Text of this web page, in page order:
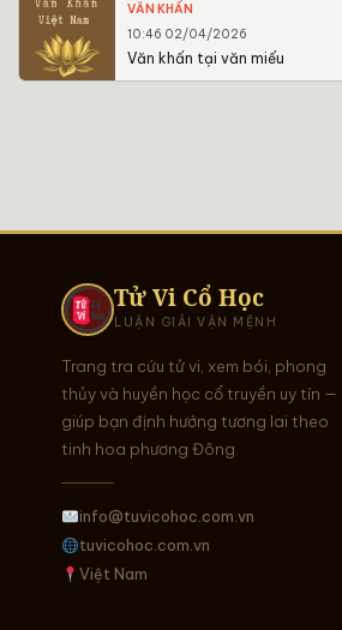
VĂN KHẤN
10:46 02/04/2026
Văn khấn tại văn miếu
Tử Vi Cổ Học
LUẬN GIẢI VẬN MỆNH
Trang tra cứu tử vi, xem bói, phong
thủy và huyền học cổ truyền uy tín —
giúp bạn định hướng tương lai theo
tinh hoa phương Đông.
info@tuvicohoc.com.vn
tuvicohoc.com.vn
Việt Nam